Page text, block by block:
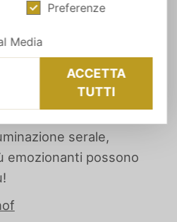
vi aspettano
privati. Qui potete
serale,
emozionanti possono
Preferenze
Media
ACCETTA
TUTTI